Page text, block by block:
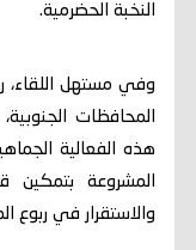
النخبة الحضرمية.
وفي مستهل اللقاء،
المحافظات
هذه الفعالية
المشروعة بتمكين
والاستقرار في ربوع